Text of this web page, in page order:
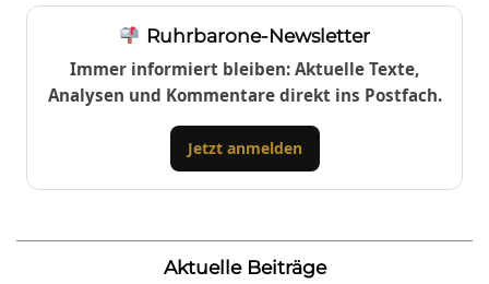
Ruhrbarone-Newsletter
Immer informiert bleiben: Aktuelle Texte,
Analysen und Kommentare direkt ins Postfach.
Jetzt anmelden
Aktuelle Beiträge